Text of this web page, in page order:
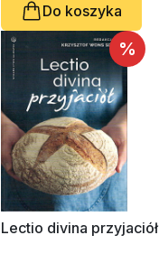
Do koszyka
%
Lectio divina przyjaciół